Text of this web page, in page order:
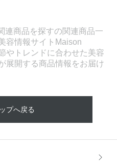
連商品を探すの関連商品一
容情報サイトMaison
やトレンドに合わせた美容
展開する商品情報をお届け
プへ戻る